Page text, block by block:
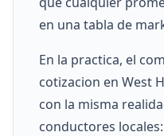
en una tabla de
En la practica, el
cotizacion en West
con la misma
conductores